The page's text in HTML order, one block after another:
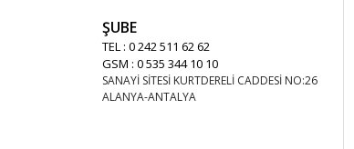
ŞUBE
TEL : 0 242 511 62 62
GSM : 0 535 344 10 10
SANAYİ SİTESİ KURTDERELİ CADDESİ NO:26
ALANYA-ANTALYA